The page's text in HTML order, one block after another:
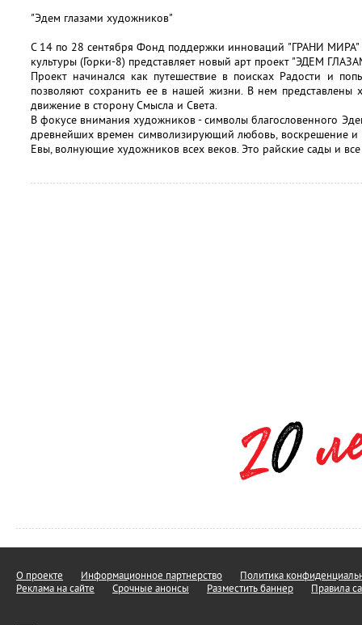
"Эдем глазами художников"
С 14 по 28 cентября Фонд поддержки инноваций "ГРАНИ МИРА"
культуры (Горки-8) представляет новый арт проект "ЭДЕМ
Проект начинался как путешествие в поисках Радости и
позволяют сохранить ее в нашей жизни. В нем представлены
движение в сторону Смысла и Света.
В фокусе внимания художников - символы благословенного
древнейших времен символизирующий любовь, воскрешение
Евы, волнующие художников всех веков. Это райские сады и
О проекте Информационное партнерство
Политика
Реклама на сайте
Срочные анонсы Разместить баннер Правила